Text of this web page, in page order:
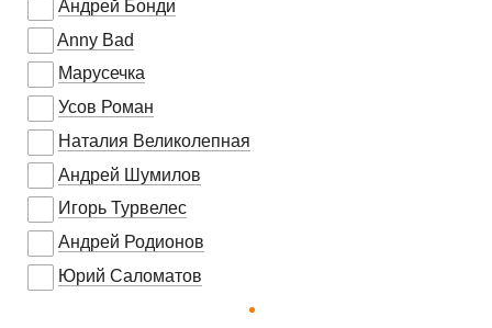
Андрей Бонди
Anny Bad
Марусечка
Усов Роман
Наталия Великолепная
Андрей Шумилов
Игорь Турвелес
Андрей Родионов
Юрий Саломатов